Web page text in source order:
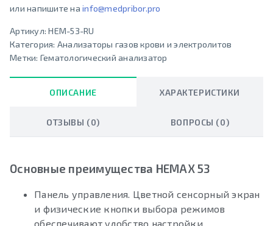
или напишите на info@medpribor.pro
Артикул:HEM-53-RU
Категория: Анализаторы газов крови и электролитов
Метки: Гематологический анализатор
ОПИСАНИЕ ХАРАКТЕРИСТИКИ
ОТЗЫВЫ (0) ВОПРОСЫ (0)
Основные преимущества HEMAX 53
Панель управления. Цветной сенсорный экран
и физические кнопки выбора режимов
обеспечивают удобство настройки